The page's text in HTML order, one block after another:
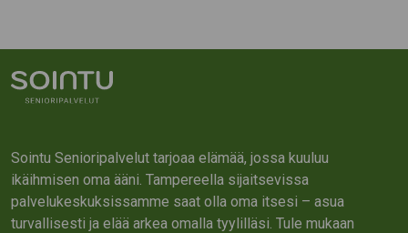
Sointu Senioripalvelut tarjoaa elämää, jossa kuuluu
ikäihmisen oma ääni. Tampereella sijaitsevissa
palvelukeskuksissamme saat olla oma itsesi – asua
turvallisesti ja elää arkea omalla tyylilläsi. Tule mukaan